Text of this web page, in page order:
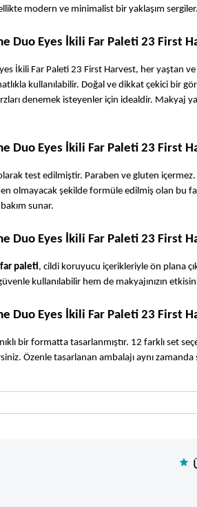
modern ve minimalist bir yaklaşım
Duo Eyes İkili Far Paleti 23 First
İkili Far Paleti 23 First Harvest, her yaştan
kullanılabilir. Doğal ve dikkat çekici bir
denemek isteyenler için idealdir. Makyaj
Duo Eyes İkili Far Paleti 23 First
test edilmiştir. Paraben ve gluten
olmayacak şekilde formüle edilmiş olan bu
sunar.
Duo Eyes İkili Far Paleti 23 First
far paleti, cildi koruyucu içerikleriyle ön plana
kullanılabilir hem de makyajınızın
Duo Eyes İkili Far Paleti 23 First
bir formatta tasarlanmıştır. 12 farklı set
Özenle tasarlanan ambalajı aynı